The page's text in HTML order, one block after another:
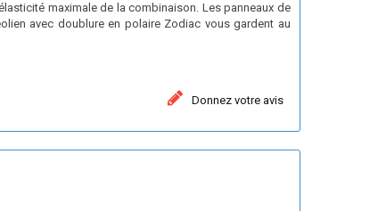
maximale de la combinaison. Les panneaux de
avec doublure en polaire Zodiac vous gardent au
Donnez votre avis